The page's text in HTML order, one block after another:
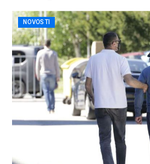
NOVOSTI